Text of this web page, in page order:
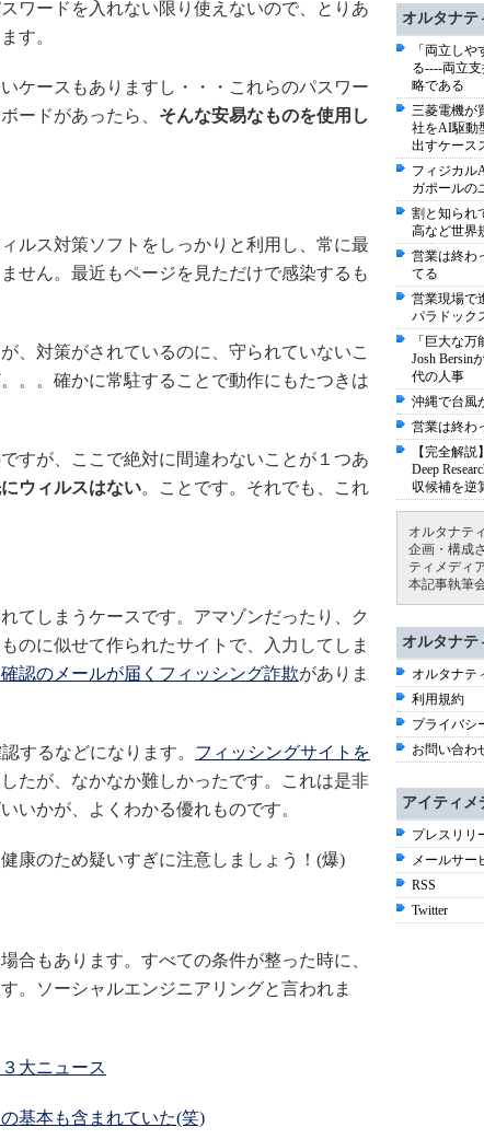
ワードを入れない限り使えないので、とりあ
す。
ケースもありますし・・・これらのパスワー
ードがあったら、 そんな安易なものを使用し
ルス対策ソフトをしっかりと利用し、常に最
せん。最近もページを見ただけで感染するも
、対策がされているのに、守られていないこ
。。確かに常駐することで動作にもたつきは
すが、ここで絶対に間違わないことが１つあ
ウィルスはない。ことです。それでも、これ
てしまうケースです。アマゾンだったり、ク
のに似せて作られたサイトで、入力してしま
認のメールが届くフィッシング詐欺がありま
するなどになります。 フィッシングサイトを
たが、なかなか難しかったです。これは是非
いかが、よくわかる優れものです。
康のため疑いすぎに注意しましょう！(爆)
合もあります。すべての条件が整った時に、
。ソーシャルエンジニアリングと言われま
大ニュース
基本も含まれていた(笑)
オルタナテ
「両立し
る----両立
略である
三菱電機が
社をAI駆動
出すケース
フィジカル
ガポールの
割と知られ
高など世界
営業は終わ
てる
営業現場で
パラドック
「巨大な
Josh Bersin
代の人事
沖縄で台風
営業は終わ
【完全解
Deep
収候補を逆
オルタナテ
企画・構成
ティメディ
本記事執筆
オルタナテ
オルタナテ
利用規約
プライバシ
お問い合わ
アイティメ
プレスリリ
メールサー
RSS
Twitter